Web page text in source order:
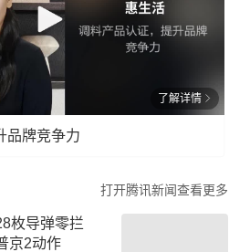
了解详情
品牌竞争力
打开腾讯新闻查看更多
枚导弹零拦
京2动作